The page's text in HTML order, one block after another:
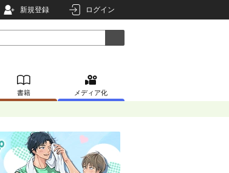
新規登録 ログイン
書籍 メディア化